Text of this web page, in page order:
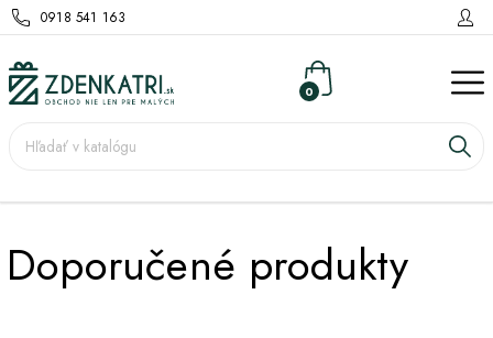
0918 541 163
0
Doporučené produkty